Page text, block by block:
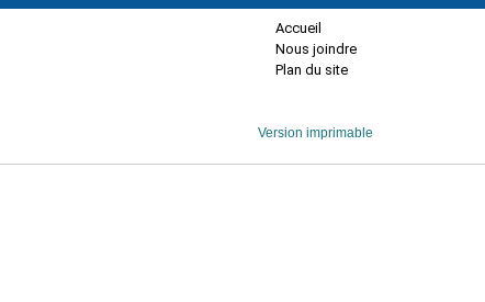
Accueil
Nous joindre
Plan du site
Version imprimable